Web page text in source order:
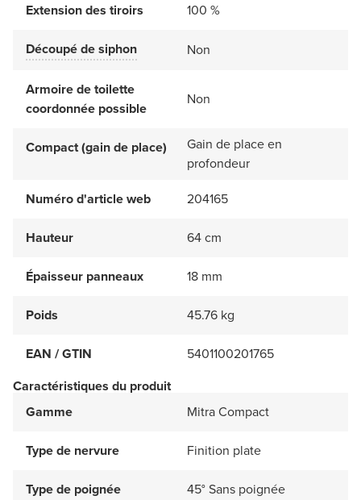
Extension des tiroirs 100 %
Découpé de siphon Non
Armoire de toilette
coordonnée possible
Non
Compact (gain de place)
Gain de place en
profondeur
Numéro d'article web
204165
Hauteur 64 cm
Épaisseur panneaux 18 mm
Poids 45.76 kg
EAN / GTIN
5401100201765
Caractéristiques du produit
Gamme
Mitra Compact
Type de nervure Finition plate
Type de poignée 45° Sans poignée